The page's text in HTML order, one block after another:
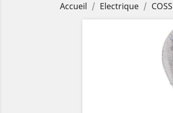
Accueil Electrique